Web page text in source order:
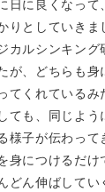
日に良くなって
りとしていきま
カルシンキング
が、どちらも身
てくれているみ
ても、同じよう
様子が伝わって
身につけるだけ
どん伸ばしてい